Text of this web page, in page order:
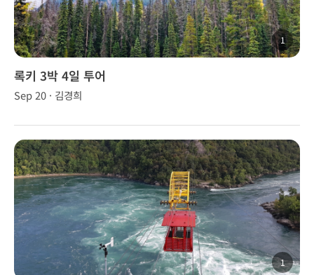
1
록키 3박 4일 투어
Sep 20 · 김경희
1